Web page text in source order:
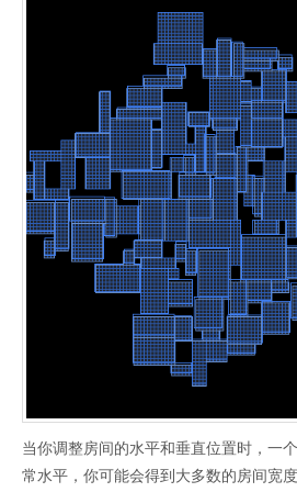
当你调整房间的水平和垂直位置时，一
常水平，你可能会得到大多数的房间宽